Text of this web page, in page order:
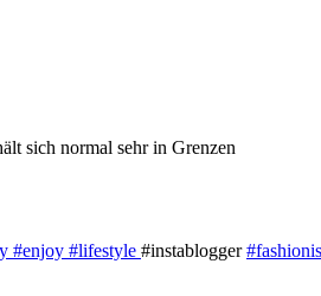
sich normal sehr in Grenzen
#enjoy #lifestyle #instablogger